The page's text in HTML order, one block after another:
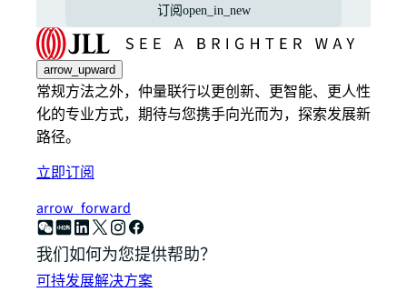
订阅 open_in_new
arrow_upward
常规方法之外，仲量联行以更创新、更智能、更人性
化的专业方式，期待与您携手向光而为，探索发展新
路径。
立即订阅
arrow_forward
我们如何为您提供帮助？
可持发展解决方案